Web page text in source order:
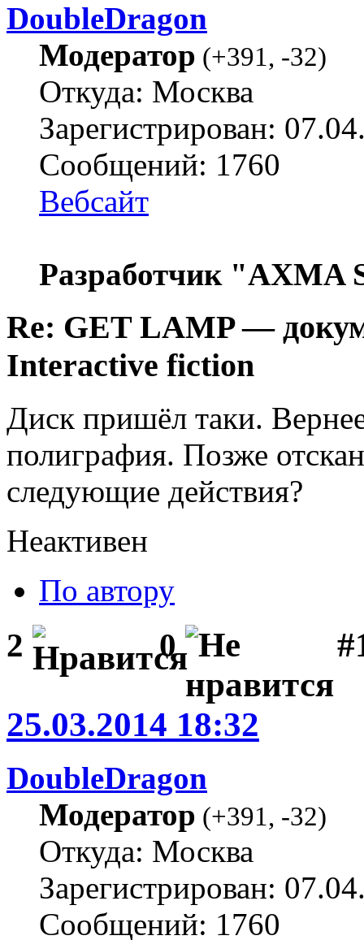
DoubleDragon
Модератор (+391, -32)
Откуда: Москва
Зарегистрирован:
Сообщений: 1760
Вебсайт
Разработчик "AXMA
Re: GET LAMP —
Interactive fiction
Диск пришёл таки.
полиграфия. Позже
следующие действия?
Неактивен
По автору
2 0
25.03.2014 18:32
DoubleDragon
Модератор (+391, -32)
Откуда: Москва
Зарегистрирован:
Сообщений: 1760